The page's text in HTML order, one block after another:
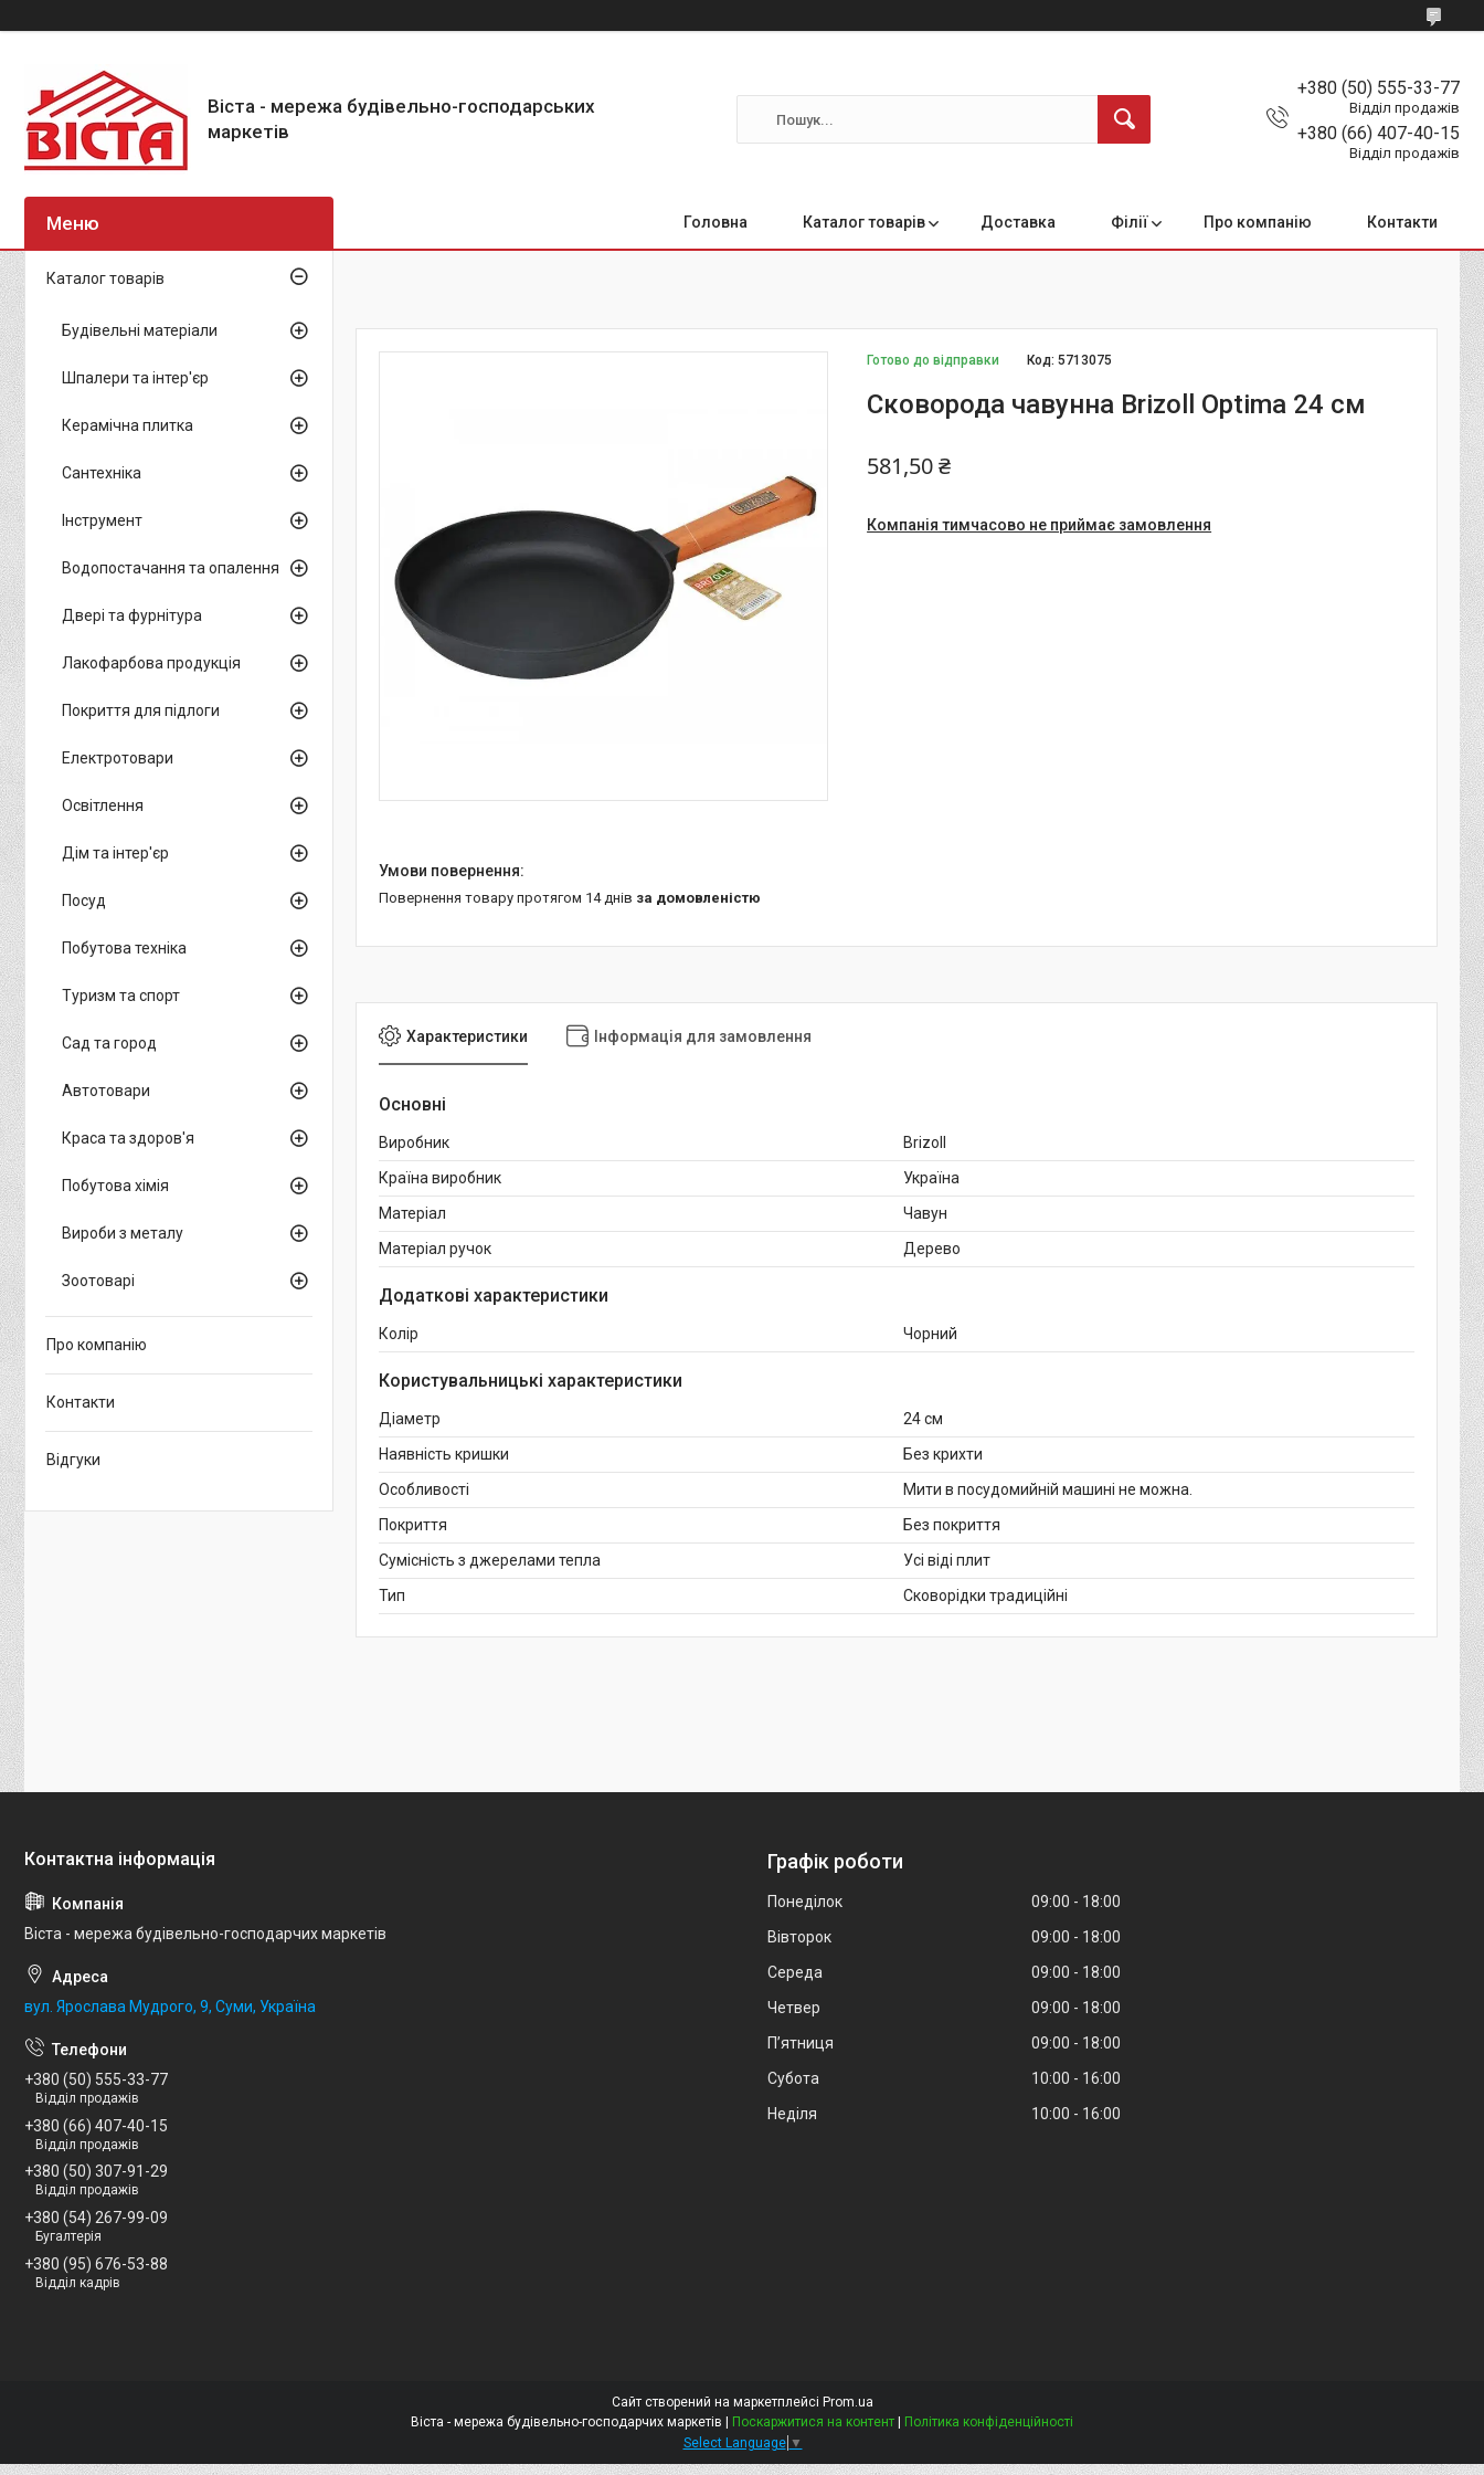
Віста - мережа будівельно-господарських
маркетів
+380 (50) 555-33-77
Відділ продажів
+380 (66) 407-40-15
Відділ продажів
Головна Каталог товарів Доставка Філії Про компанію Контакти
Готово до відправки Код:5713075
Сковорода чавунна Brizoll Optima 24 см
581,50 ₴
Компанія тимчасово не приймає замовлення
повернення товару протягом 14 днів за домовленістю
Характеристики Інформація для замовлення
Основні
Виробник
Brizoll
Країна виробник
Україна
Матеріал
Чавун
Матеріал ручок
Дерево
Додаткові характеристики
Колір Чорний
Користувальницькі характеристики
Діаметр
24 см
Наявність кришки
Без крихти
Особливості
Мити в посудомийній машині не можна.
Покриття
Без покриття
Сумісність з джерелами тепла
Усі віді плит
Тип
Сковорідки традиційні
Каталог товарів
Будівельні матеріали
Шпалери та інтер'єр
Керамічна плитка
Сантехніка
Інструмент
Водопостачання та опалення
Двері та фурнітура
Лакофарбова продукція
Покриття для підлоги
Електротовари
Освітлення
Дім та інтер'єр
Посуд
Побутова техніка
Туризм та спорт
Сад та город
Автотовари
Краса та здоров'я
Побутова хімія
Вироби з металу
Зоотоварі
Про компанію
Контакти
Відгуки
Віста - мережа будівельно-господарчих маркетів
вул. Ярослава Мудрого, 9, Суми, Україна
+380 (50) 555-33-77
Відділ продажів
+380 (66) 407-40-15
Відділ продажів
+380 (50) 307-91-29
Відділ продажів
+380 (54) 267-99-09
Бугалтерія
+380 (95) 676-53-88
Відділ кадрів
Графік роботи
Понеділок 09:00
18:00
Вівторок
09:00
18:00
Середа
09:00
18:00
Четвер
09:00
18:00
Пʼятниця
09:00
18:00
Субота
10:00
16:00
Неділя
10:00 16:00
Сайт створений на маркетплейсі Prom.ua
Поскаржитися на контент
Політика конфіденційності
Select Language ▼